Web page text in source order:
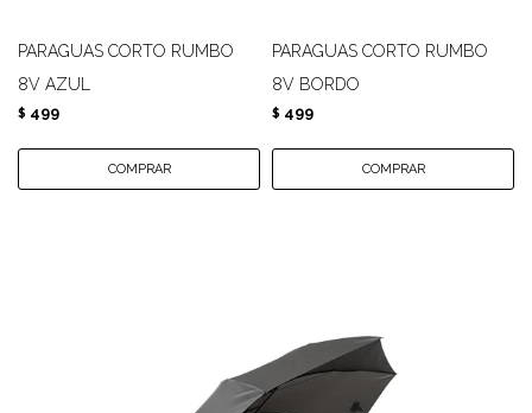
PARAGUAS CORTO RUMBO
8V AZUL
$ 499
PARAGUAS CORTO RUMBO
8V BORDO
$ 499